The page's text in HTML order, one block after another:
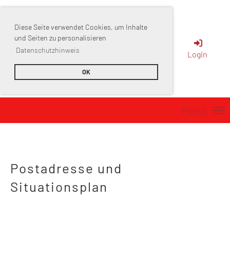
Diese Seite verwendet Cookies, um Inhalte
und Seiten zu personalisieren
Datenschutzhinweis
OK
Sportverein
Muttenz
Login
Menü
Postadresse und
Situationsplan